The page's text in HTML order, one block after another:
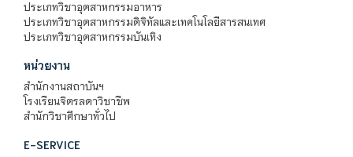
ประเภทวิชาอุตสาหกรรมอาหาร
ประเภทวิชาอุตสาหกรรมดิจิทัลและเทคโนโลยีสารสนเทศ
ประเภทวิชาอุตสาหกรรมบันเทิง
หน่วยงาน
สำนักงานสถาบันฯ
โรงเรียนจิตรลดาวิชาชีพ
สำนักวิชาศึกษาทั่วไป
E-SERVICE